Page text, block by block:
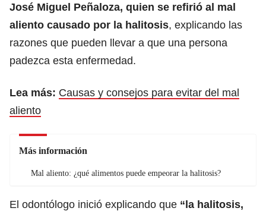
José Miguel Peñaloza, quien se refirió al mal
aliento causado por la halitosis, explicando las
razones que pueden llevar a que una persona
padezca esta enfermedad.
Lea más: Causas y consejos para evitar del mal
aliento
Más información
Mal aliento: ¿qué alimentos puede empeorar la halitosis?
El odontólogo inició explicando que “la halitosis,